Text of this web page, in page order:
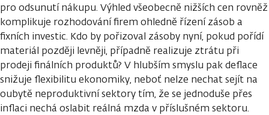
pro odsunutí nákupu. Výhled všeobecně nižších cen rovněž
komplikuje rozhodování firem ohledně řízení zásob a
fixních investic. Kdo by pořizoval zásoby nyní, pokud pořídí
materiál později levněji, případně realizuje ztrátu při
prodeji finálních produktů? V hlubším smyslu pak deflace
snižuje flexibilitu ekonomiky, neboť nelze nechat sejít na
oubytě neproduktivní sektory tím, že se jednoduše přes
inflaci nechá oslabit reálná mzda v příslušném sektoru.